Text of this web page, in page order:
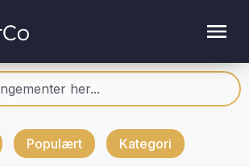
Populært Kategori